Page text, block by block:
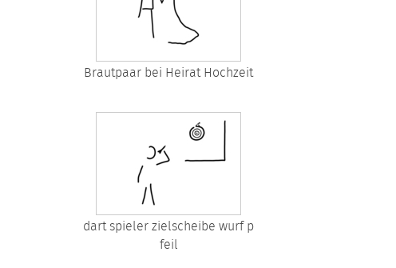
Brautpaar bei Heirat Hochzeit
dart spieler zielscheibe wurf p
feil